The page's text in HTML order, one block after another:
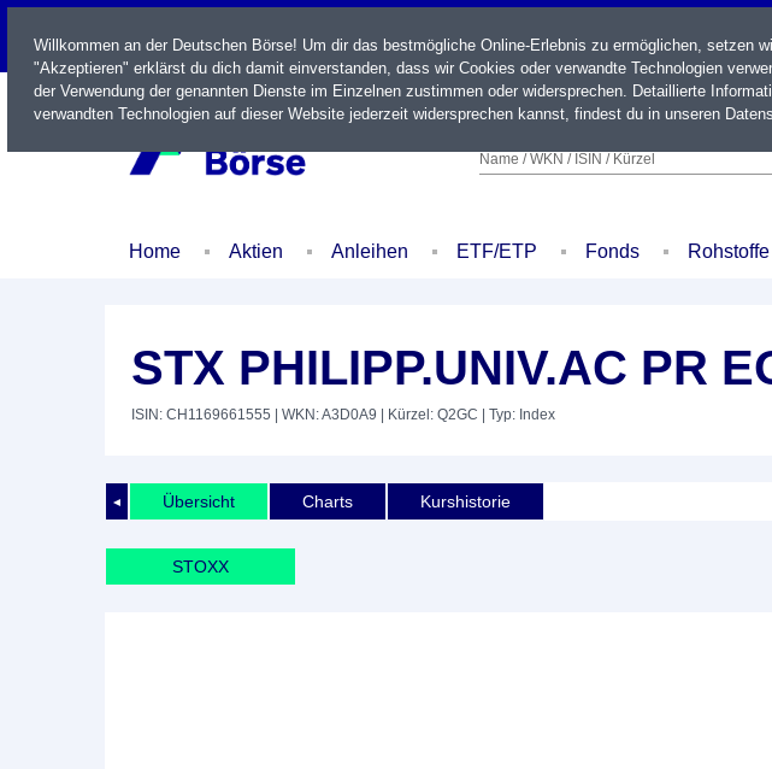
LIVE
Name / WKN / ISIN / Kürzel
Home Aktien Anleihen ETF/ETP Fonds Rohstoffe
STX PHILIPP.UNIV.AC PR
ISIN: CH1169661555 | WKN: A3D0A9 | Kürzel: Q2GC | Typ: Index
◄ Übersicht Charts Kurshistorie
STOXX
Willkommen an der Deutschen Börse! Um dir das bestmögliche Online-Erlebnis zu ermöglichen, setzen
"Akzeptieren" erklärst du dich damit einverstanden, dass wir Cookies oder verwandte Technologien
der Verwendung der genannten Dienste im Einzelnen zustimmen oder widersprechen. Detaillierte
verwandten Technologien auf dieser Website jederzeit widersprechen kannst, findest du in unseren